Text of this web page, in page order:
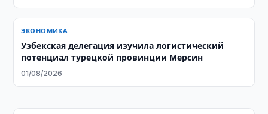
ЭКОНОМИКА
Узбекская делегация изучила логистический
потенциал турецкой провинции Мерсин
01/08/2026